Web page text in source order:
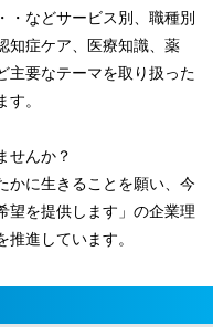
・などサービス別、職種別
知症ケア、医療知識、薬
主要なテーマを取り扱った
。
せんか？
かに生きることを願い、今
望を提供します」の企業理
進しています。